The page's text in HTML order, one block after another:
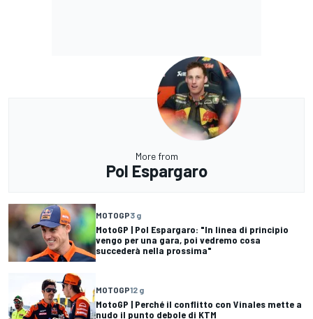
More from
Pol Espargaro
MOTOGP3 g
MotoGP | Pol Espargaro: "In linea di principio
vengo per una gara, poi vedremo cosa
succederà nella prossima"
MOTOGP12 g
MotoGP | Perché il conflitto con Vinales mette a
nudo il punto debole di KTM